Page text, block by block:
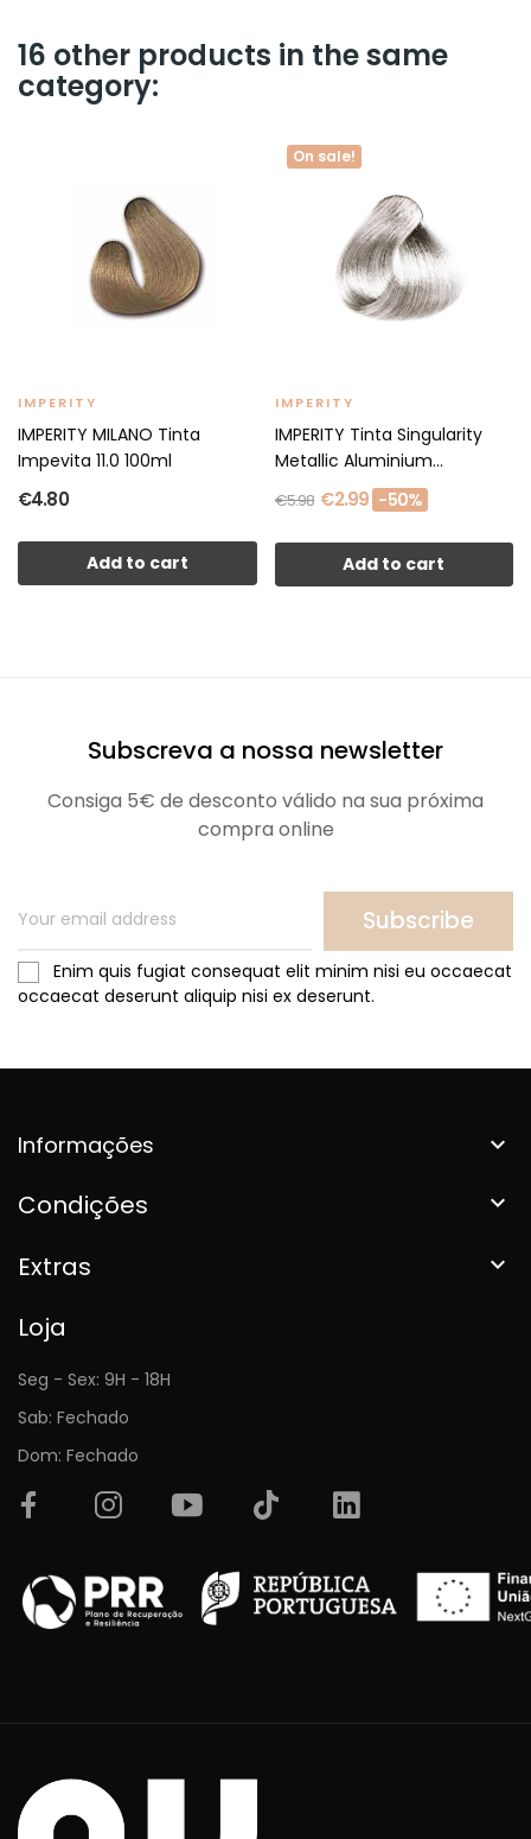
16 other products in the same
category:
IMPERITY
IMPERITY MILANO Tinta
Impevita 11.0 100ml
€4.80
Add to cart
On sale!
IMPERITY
IMPERITY Tinta Singularity
Metallic Aluminium...
€5.98 €2.99 -50%
Add to cart
Subscreva a nossa newsletter
Consiga 5€ de desconto válido na sua próxima
compra online
Subscribe
Enim quis fugiat consequat elit minim nisi eu occaecat
occaecat deserunt aliquip nisi ex deserunt.
Informações 
Condições 
Extras 
Loja
Seg - Sex: 9H - 18H
Sab: Fechado
Dom: Fechado